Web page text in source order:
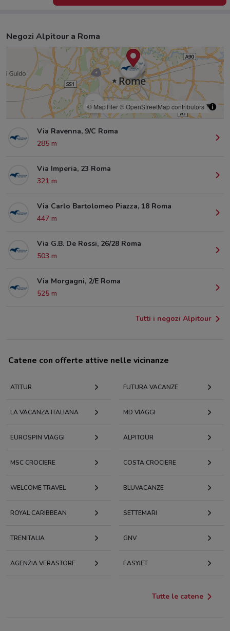
Negozi Alpitour a Roma
© MapTiler© OpenStreetMap contributors
Via Ravenna, 9/C Roma
285 m
Via Imperia, 23 Roma
321 m
Via Carlo Bartolomeo Piazza, 18 Roma
447 m
Via G.B. De Rossi, 26/28 Roma
503 m
Via Morgagni, 2/E Roma
525 m
Tutti i negozi Alpitour
Catene con offerte attive nelle vicinanze
ATITUR FUTURA VACANZE
LA VACANZA ITALIANA MD VIAGGI
EUROSPIN VIAGGI ALPITOUR
MSC CROCIERE COSTA CROCIERE
WELCOME TRAVEL BLUVACANZE
ROYAL CARIBBEAN SETTEMARI
TRENITALIA GNV
AGENZIA VERASTORE EASYJET
Tutte le catene